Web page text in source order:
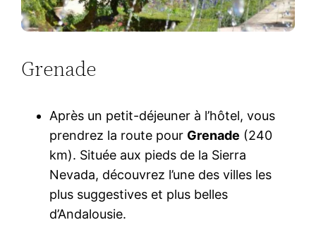
Grenade
Après un petit-déjeuner à l’hôtel, vous
prendrez la route pour Grenade (240
km). Située aux pieds de la Sierra
Nevada, découvrez l’une des villes les
plus suggestives et plus belles
d’Andalousie.